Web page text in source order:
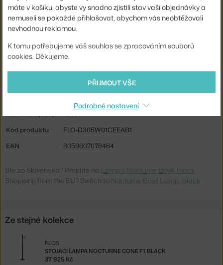
Hlavní materiál:
kov, sklo
Světelný tok:
514 lm
Příkon:
12 W
Patice / zdroj:
vestavěný LED zdroj
ano, vestavěný
Max Watt (LED):
12 W
Kód produktu
FLO-D305W01CEEAB1
EAN
8059607078464
Ste zo Slovenska? Prejdite na Lampa Nocturne Bowl, black
Shopping from the EU? Switch to Nocturne Bowl Lamp, black
Ze stejné kolekce
STOJACÍ LAMPA NOCTURNE CONE F1, BLACK
FLOS
37 925 Kč
máte v košíku, abyste vy snadno zjistili stav vaší objednávky a
nemuseli se pokaždé přihlašovat, abychom vás neobtěžovali
nevhodnou reklamou.
K tomu potřebujeme váš souhlas se zpracováním souborů
cookies. Děkujeme.
PŘIJMOUT VŠE
Podrobné nastavení